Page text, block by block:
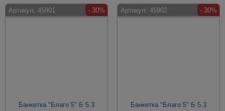
Артикул: 45901 - 30%
Банкетка "Благо 5" Б 5.3
Артикул: 45902 - 30%
Банкетка "Благо 5" Б 5.3